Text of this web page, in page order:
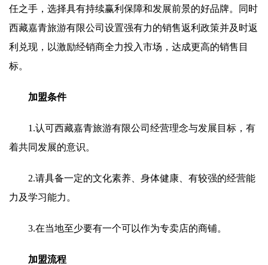
任之手，选择具有持续赢利保障和发展前景的好品牌。同时
西藏嘉青旅游有限公司设置强有力的销售返利政策并及时返
利兑现，以激励经销商全力投入市场，达成更高的销售目
标。
加盟条件
1.认可西藏嘉青旅游有限公司经营理念与发展目标，有
着共同发展的意识。
2.请具备一定的文化素养、身体健康、有较强的经营能
力及学习能力。
3.在当地至少要有一个可以作为专卖店的商铺。
加盟流程